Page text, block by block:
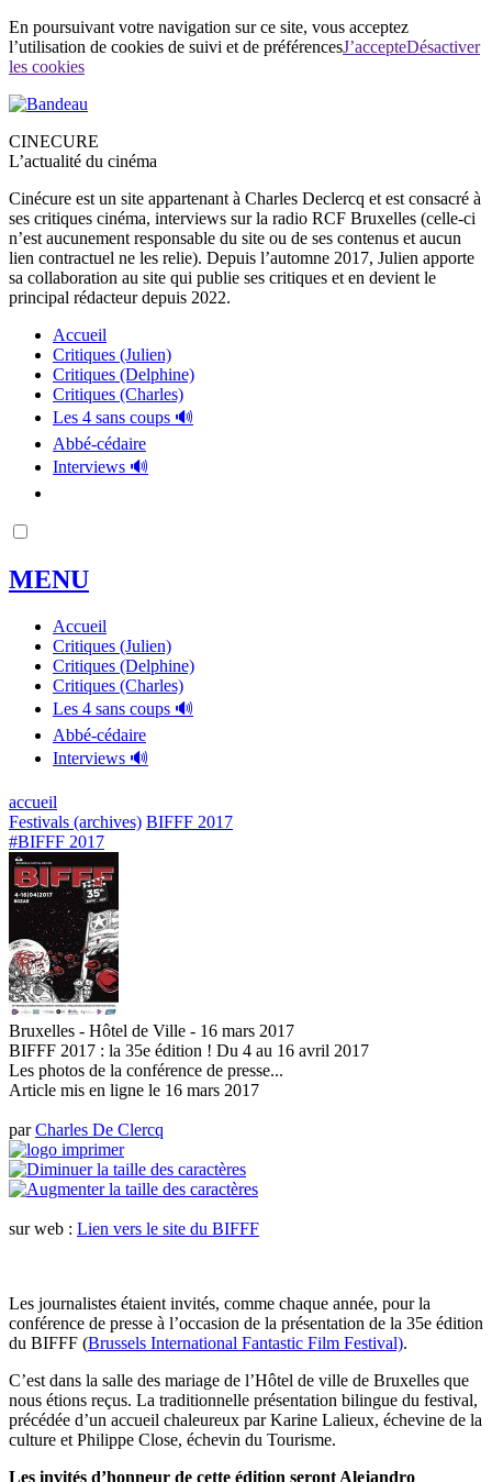
En poursuivant votre navigation sur ce site, vous acceptez
l’utilisation de cookies de suivi et de préférencesJ’accepteDésactiver
les cookies
CINECURE
L’actualité du cinéma
Cinécure est un site appartenant à Charles Declercq et est consacré à
ses critiques cinéma, interviews sur la radio RCF Bruxelles (celle-ci
n’est aucunement responsable du site ou de ses contenus et aucun
lien contractuel ne les relie). Depuis l’automne 2017, Julien apporte
sa collaboration au site qui publie ses critiques et en devient le
principal rédacteur depuis 2022.
Accueil
Critiques (Julien)
Critiques (Delphine)
Critiques (Charles)
Les 4 sans coups 🔊
Abbé-cédaire
Interviews 🔊
MENU
Accueil
Critiques (Julien)
Critiques (Delphine)
Critiques (Charles)
Les 4 sans coups 🔊
Abbé-cédaire
Interviews 🔊
accueil
Festivals (archives) BIFFF 2017
#BIFFF 2017
Bruxelles - Hôtel de Ville - 16 mars 2017
BIFFF 2017 : la 35e édition ! Du 4 au 16 avril 2017
Les photos de la conférence de presse...
Article mis en ligne le 16 mars 2017
parCharles De Clercq
sur web : Lien vers le site du BIFFF
Les journalistes étaient invités, comme chaque année, pour la
conférence de presse à l’occasion de la présentation de la 35e édition
du BIFFF (Brussels International Fantastic Film Festival).
C’est dans la salle des mariage de l’Hôtel de ville de Bruxelles que
nous étions reçus. La traditionnelle présentation bilingue du festival,
précédée d’un accueil chaleureux par Karine Lalieux, échevine de la
culture et Philippe Close, échevin du Tourisme.
Les invités d’honneur de cette édition seront Alejandro